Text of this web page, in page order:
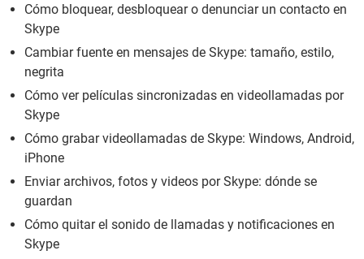
Cómo bloquear, desbloquear o denunciar un contacto en
Skype
Cambiar fuente en mensajes de Skype: tamaño, estilo,
negrita
Cómo ver películas sincronizadas en videollamadas por
Skype
Cómo grabar videollamadas de Skype: Windows, Android,
iPhone
Enviar archivos, fotos y videos por Skype: dónde se
guardan
Cómo quitar el sonido de llamadas y notificaciones en
Skype